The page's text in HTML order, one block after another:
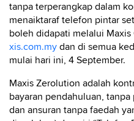
tanpa terperangkap dalam
menaiktaraf telefon pintar
boleh didapati melalui
xis.com.my dan di semua
mulai hari ini, 4 September.
Maxis Zerolution adalah
bayaran pendahuluan,
dan ansuran tanpa faedah